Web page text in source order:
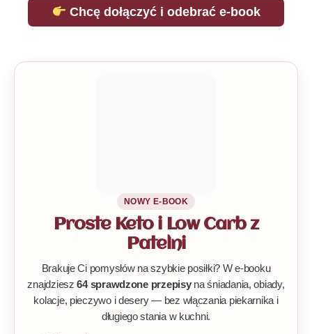
Chcę dołączyć i odebrać e-book
NOWY E-BOOK
Proste Keto i Low Carb z
Patelni
Brakuje Ci pomysłów na szybkie posiłki? W e-booku
znajdziesz64 sprawdzone przepisyna śniadania, obiady,
kolacje, pieczywo i desery — bez włączania piekarnika i
długiego stania w kuchni.